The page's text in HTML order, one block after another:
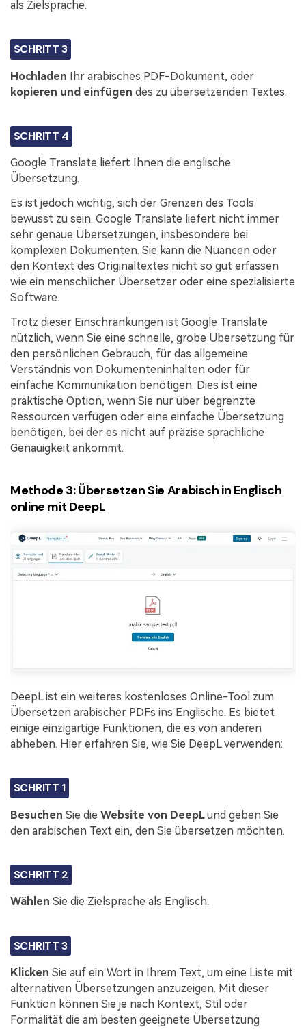
als Zielsprache.
SCHRITT 3
Hochladen Ihr arabisches PDF-Dokument, oder
kopieren und einfügen des zu übersetzenden Textes.
SCHRITT 4
Google Translate liefert Ihnen die englische
Übersetzung.
Es ist jedoch wichtig, sich der Grenzen des Tools
bewusst zu sein. Google Translate liefert nicht immer
sehr genaue Übersetzungen, insbesondere bei
komplexen Dokumenten. Sie kann die Nuancen oder
den Kontext des Originaltextes nicht so gut erfassen
wie ein menschlicher Übersetzer oder eine spezialisierte
Software.
Trotz dieser Einschränkungen ist Google Translate
nützlich, wenn Sie eine schnelle, grobe Übersetzung für
den persönlichen Gebrauch, für das allgemeine
Verständnis von Dokumenteninhalten oder für
einfache Kommunikation benötigen. Dies ist eine
praktische Option, wenn Sie nur über begrenzte
Ressourcen verfügen oder eine einfache Übersetzung
benötigen, bei der es nicht auf präzise sprachliche
Genauigkeit ankommt.
Methode 3: Übersetzen Sie Arabisch in Englisch
online mit DeepL
DeepL ist ein weiteres kostenloses Online-Tool zum
Übersetzen arabischer PDFs ins Englische. Es bietet
einige einzigartige Funktionen, die es von anderen
abheben. Hier erfahren Sie, wie Sie DeepL verwenden:
SCHRITT 1
Besuchen Sie die Website von DeepLund geben Sie
den arabischen Text ein, den Sie übersetzen möchten.
SCHRITT 2
Wählen Sie die Zielsprache als Englisch.
SCHRITT 3
Klicken Sie auf ein Wort in Ihrem Text, um eine Liste mit
alternativen Übersetzungen anzuzeigen. Mit dieser
Funktion können Sie je nach Kontext, Stil oder
Formalität die am besten geeignete Übersetzung